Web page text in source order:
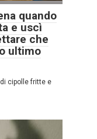
quando
e uscì
che
ultimo
cipolle fritte e